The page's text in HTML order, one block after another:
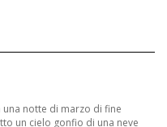
una notte di marzo di fine
un cielo gonfio di una neve